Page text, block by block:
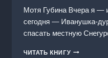
Мотя Губина Вчера я —
сегодня — Иванушка-
спасать местную
ЧИТАТЬ КНИГУСНЕЖИНКА